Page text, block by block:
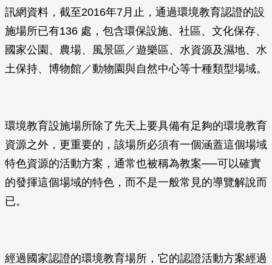
訊網資料，截至2016年7月止，通過環境教育認證的設
施場所已有136 處，包含環保設施、社區、文化保存、
國家公園、農場、風景區／遊樂區、水資源及濕地、水
土保持、博物館／動物園與自然中心等十種類型場域。
環境教育設施場所除了先天上要具備有足夠的環境教育
資源之外，更重要的，該場所必須有一個涵蓋這個場域
特色資源的活動方案，通常也被稱為教案──可以確實
的發揮這個場域的特色，而不是一般常見的導覽解說而
已。
經過國家認證的環境教育場所，它的認證活動方案經過